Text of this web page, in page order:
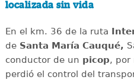
localizada sin vida
En el km. 36 de la ruta
de Santa María Cauqué,
conductor de un picop, por
perdió el control del